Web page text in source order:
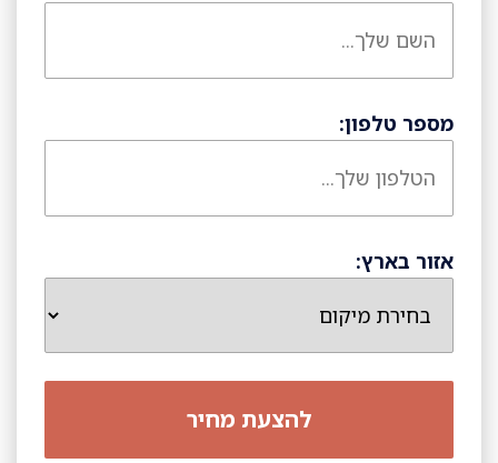
מספר טלפון:
אזור בארץ: